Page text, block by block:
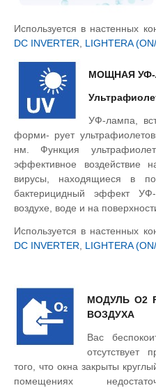
Используется в настенных
DC INVERTER
LIGHTERA
МОЩНАЯ
УФ-лампа,
форми- рует
нм. Функция
эффективное воздействие
вирусы, находящиеся в
бактерицидный эффект
воздухе, воде и на
Используется в настенных
DC INVERTER
LIGHTERA
МОДУЛЬ O2
ВОЗДУХА
Вас
отсутствует
того, что окна закрыты
помещениях